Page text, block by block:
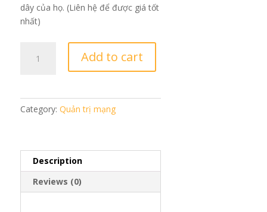
dây của họ. (Liên hệ để được giá tốt
nhất)
Advanced
Add to cart
Category: Quản trị mạng
Description
Reviews (0)